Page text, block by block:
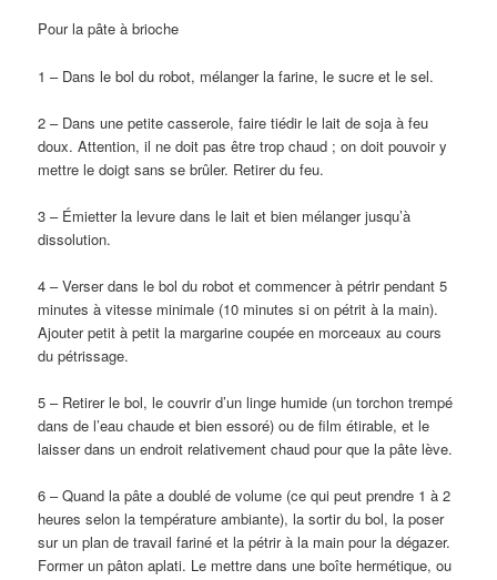
Pour la pâte à brioche
1 – Dans le bol du robot, mélanger la farine, le sucre et le sel.
2 – Dans une petite casserole, faire tiédir le lait de soja à feu
doux. Attention, il ne doit pas être trop chaud ; on doit pouvoir y
mettre le doigt sans se brûler. Retirer du feu.
3 – Émietter la levure dans le lait et bien mélanger jusqu’à
dissolution.
4 – Verser dans le bol du robot et commencer à pétrir pendant 5
minutes à vitesse minimale (10 minutes si on pétrit à la main).
Ajouter petit à petit la margarine coupée en morceaux au cours
du pétrissage.
5 – Retirer le bol, le couvrir d’un linge humide (un torchon trempé
dans de l’eau chaude et bien essoré) ou de film étirable, et le
laisser dans un endroit relativement chaud pour que la pâte lève.
6 – Quand la pâte a doublé de volume (ce qui peut prendre 1 à 2
heures selon la température ambiante), la sortir du bol, la poser
sur un plan de travail fariné et la pétrir à la main pour la dégazer.
Former un pâton aplati. Le mettre dans une boîte hermétique, ou